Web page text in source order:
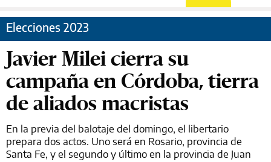
Elecciones 2023
Javier Milei cierra su
campaña en Córdoba, tierra
de aliados macristas
En la previa del balotaje del domingo, el libertario
prepara dos actos. Uno será en Rosario, provincia de
Santa Fe, y el segundo y último en la provincia de Juan